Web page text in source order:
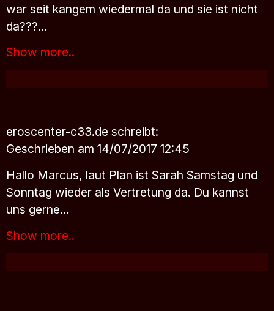
war seit kangem wiedermal da und sie ist nicht
da???…
Show more..
eroscenter-c33.de schreibt:
Geschrieben am 14/07/2017 12:45
Hallo Marcus, laut Plan ist Sarah Samstag und
Sonntag wieder als Vertretung da. Du kannst
uns gerne…
Show more..